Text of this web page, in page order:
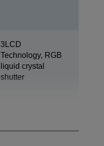
3LCD
Technology, RGB
liquid crystal
shutter